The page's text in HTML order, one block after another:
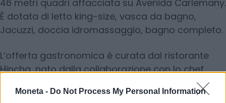
Moneta - Do Not Process My Personal Information
46 metri quadri affacciata su Avenida Carlemany.
È dotata di letto king-size, vasca da bagno,
Jacuzzi, doccia idromassaggio, bagno completo.
L’offerta gastronomica è curata dal ristorante
Hincha, nato dalla collaborazione con lo chef
stellato Michelin Nandu Jubany. A disposizione
degli ospiti anche una spa e una piscina interna.